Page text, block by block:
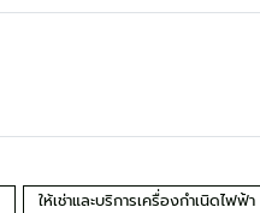
ให้เช่าและบริการเครื่องกำเนิดไฟฟ้า